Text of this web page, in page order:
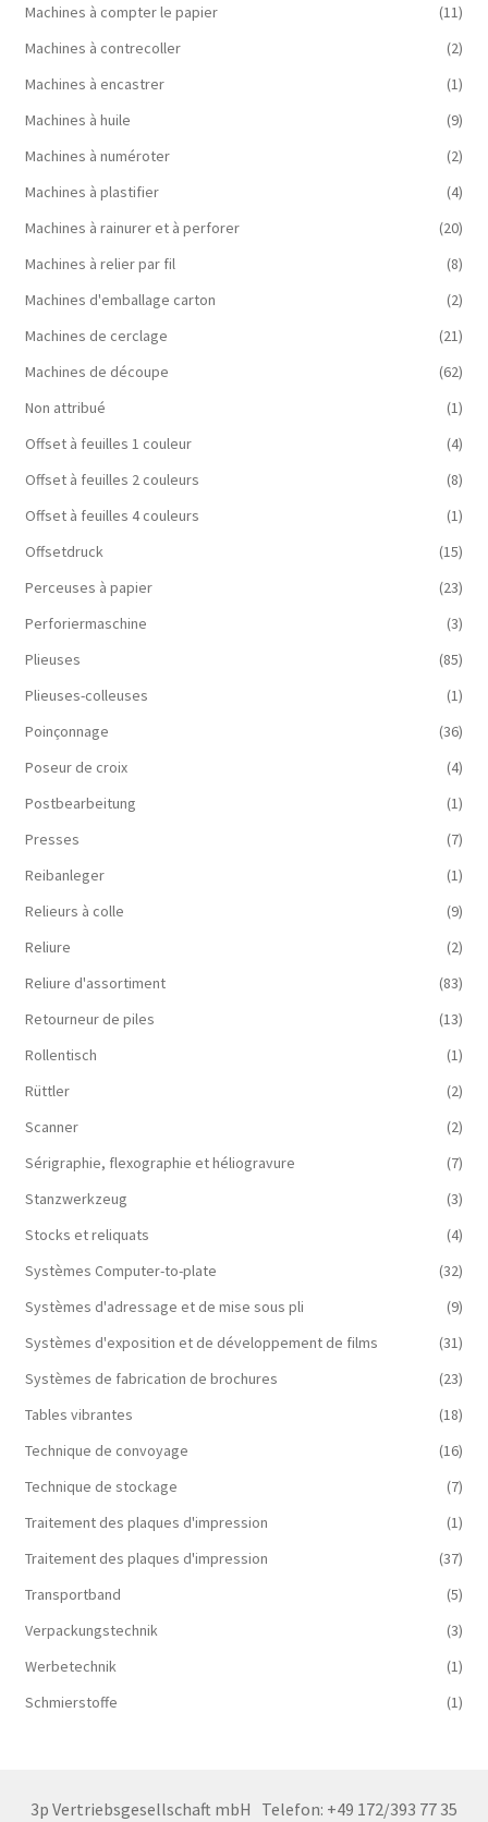
Machines à compter le papier
(11)
Machines à contrecoller
(2)
Machines à encastrer
(1)
Machines à huile
(9)
Machines à numéroter
(2)
Machines à plastifier
(4)
Machines à rainurer et à perforer
(20)
Machines à relier par fil
(8)
Machines d'emballage carton
(2)
Machines de cerclage
(21)
Machines de découpe
(62)
Non attribué
(1)
Offset à feuilles 1 couleur
(4)
Offset à feuilles 2 couleurs
(8)
Offset à feuilles 4 couleurs
(1)
Offsetdruck
(15)
Perceuses à papier
(23)
Perforiermaschine
(3)
Plieuses
(85)
Plieuses-colleuses
(1)
Poinçonnage
(36)
Poseur de croix
(4)
Postbearbeitung
(1)
Presses
(7)
Reibanleger
(1)
Relieurs à colle
(9)
Reliure
(2)
Reliure d'assortiment
(83)
Retourneur de piles
(13)
Rollentisch
(1)
Rüttler
(2)
Scanner
(2)
Sérigraphie, flexographie et héliogravure
(7)
Stanzwerkzeug
(3)
Stocks et reliquats
(4)
Systèmes Computer-to-plate
(32)
Systèmes d'adressage et de mise sous pli
(9)
Systèmes d'exposition et de développement de films
(31)
Systèmes de fabrication de brochures
(23)
Tables vibrantes
(18)
Technique de convoyage
(16)
Technique de stockage
(7)
Traitement des plaques d'impression
(1)
Traitement des plaques d'impression
(37)
Transportband
(5)
Verpackungstechnik
(3)
Werbetechnik
(1)
Schmierstoffe
(1)
3p Vertriebsgesellschaft mbH Telefon: +49 172/393 77 35